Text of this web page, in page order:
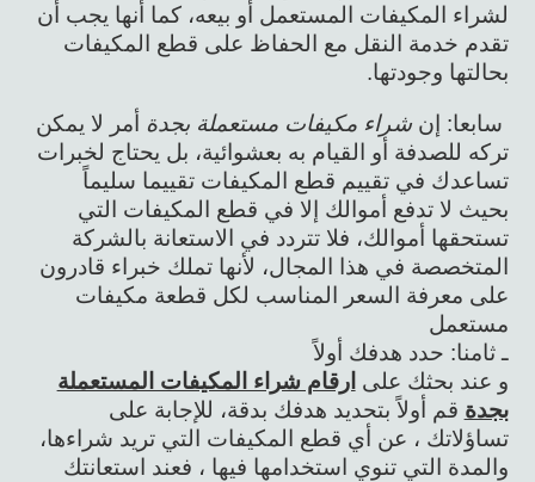
لشراء المكيفات المستعمل أو بيعه، كما أنها يجب أن
تقدم خدمة النقل مع الحفاظ على قطع المكيفات
بحالتها وجودتها.
سابعا: إنشراء مكيفات مستعملة بجدة أمر لا يمكن
تركه للصدفة أو القيام به بعشوائية، بل يحتاج لخبرات
تساعدك في تقييم قطع المكيفات تقييما سليماً
بحيث لا تدفع أموالك إلا في قطع المكيفات التي
تستحقها أموالك، فلا تتردد في الاستعانة بالشركة
المتخصصة في هذا المجال، لأنها تملك خبراء قادرون
على معرفة السعر المناسب لكل قطعة مكيفات
مستعمل
ـ ثامنا: حدد هدفك أولاً
و عند بحثك على ارقام شراء المكيفات المستعملة
بجدة قم أولاً بتحديد هدفك بدقة، للإجابة على
تساؤلاتك ، عن أي قطع المكيفات التي تريد شراءها،
والمدة التي تنوي استخدامها فيها ، فعند استعانتك